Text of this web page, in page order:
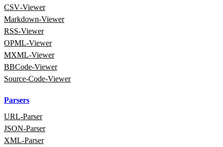
CSV‑Viewer
Markdown‑Viewer
RSS‑Viewer
OPML‑Viewer
MXML‑Viewer
BBCode‑Viewer
Source‑Code‑Viewer
Parsers
URL‑Parser
JSON‑Parser
XML‑Parser